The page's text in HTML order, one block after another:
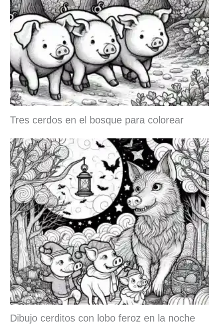
Tres cerdos en el bosque para colorear
Dibujo cerditos con lobo feroz en la noche